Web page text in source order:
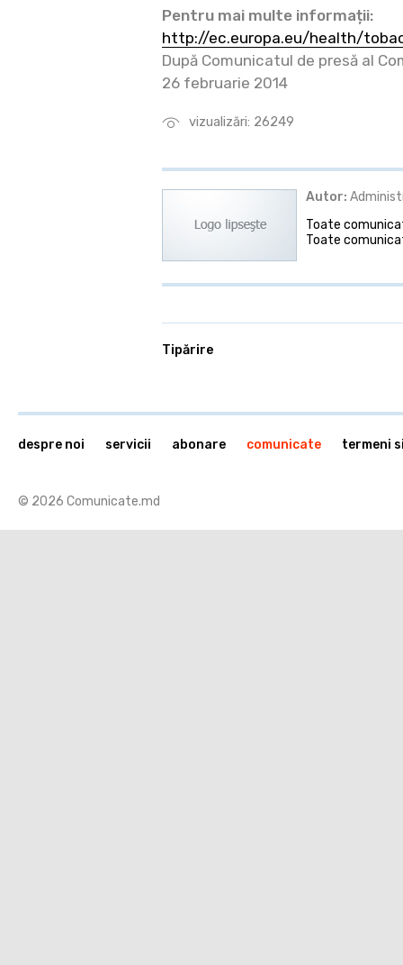
vizualizări: 26249
Pentru mai multe informații:
http://ec.europa.eu/health/
După Comunicatul de presă al
26 februarie 2014
Autor:
Toate
Toate
Tipărire
© 2026 Comunicate.md
despre noi servicii abonare comunicate termeni